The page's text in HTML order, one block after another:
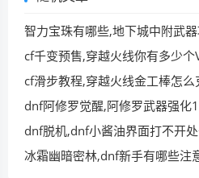
智力宝珠有哪些,地下城中附武
cf千变预售,穿越火线你有多少个
cf滑步教程,穿越火线金工棒怎么
dnf阿修罗觉醒,阿修罗武器强化
dnf脱机,dnf小酱油界面打不开
冰霜幽暗密林,dnf新手有哪些注